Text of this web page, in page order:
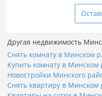
Другая недвижимость
Снять комнату в Минском
Купить комнату в Минском
Новостройки Минского
Снять квартиру в Минском